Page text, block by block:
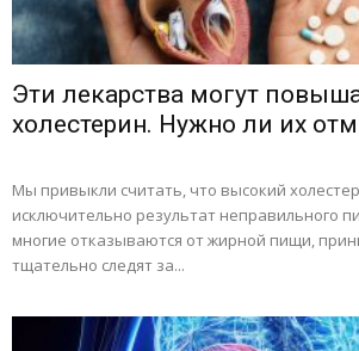
Эти лекарства могут
холестерин. Нужно ли их
Мы привыкли считать, что высокий
исключительно результат неправильного
многие отказываются от жирной пищи,
тщательно следят за...